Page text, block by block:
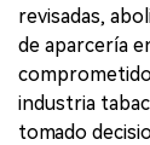
revisadas,
de aparcería
industria
tomado